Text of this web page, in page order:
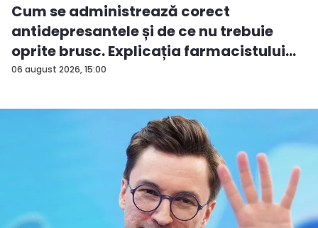
06 august 2026, 15:00
Cum se administrează corect
antidepresantele și de ce nu trebuie
oprite brusc. Explicația farmacistului
C...